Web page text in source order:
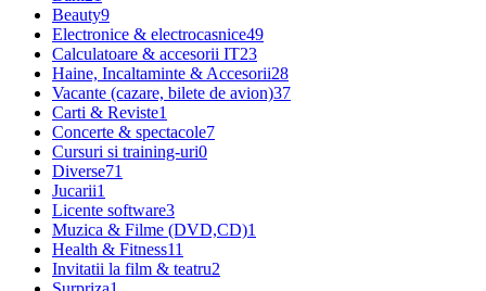
Beauty9
Electronice & electrocasnice49
Calculatoare & accesorii IT23
Haine, Incaltaminte & Accesorii28
Vacante (cazare, bilete de avion)37
Carti & Reviste1
Concerte & spectacole7
Cursuri si training-uri0
Diverse71
Jucarii1
Licente software3
Muzica & Filme (DVD,CD)1
Health & Fitness11
Invitatii la film & teatru2